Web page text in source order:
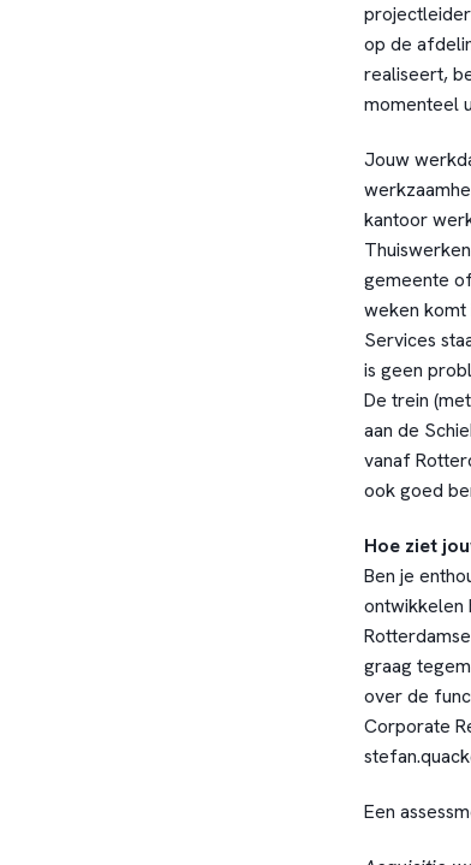
op de
realiseert,
momenteel
Jouw
kantoor
gemeente
weken komt
Services
is geen
De trein
aan de
vanaf
ook goed
Hoe ziet
Ben je
ontwikkelen
graag
over de
Corporate
Een